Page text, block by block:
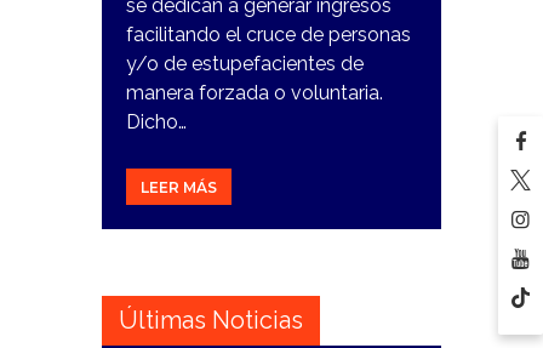
se dedican a generar ingresos
facilitando el cruce de personas
y/o de estupefacientes de
manera forzada o voluntaria.
Dicho…
LEER MÁS
Últimas Noticias